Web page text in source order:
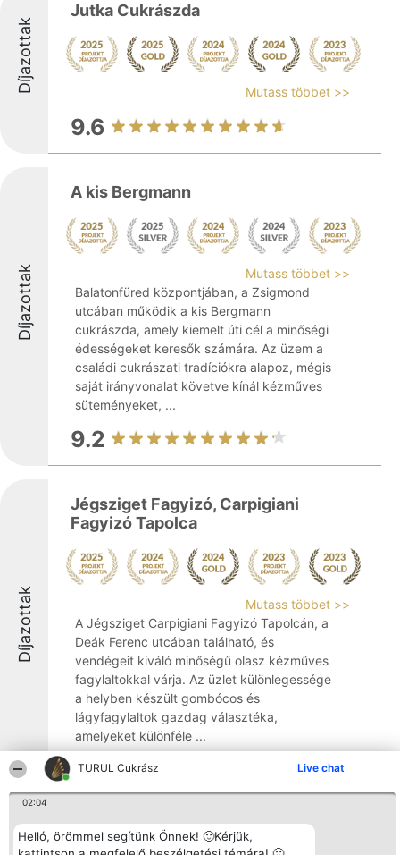
TURUL Cukrász Live chat
02:04
Helló, örömmel segítünk Önnek! 🙂Kérjük,
Díjazottak
Jutka Cukrászda
Mutass többet >>
9.6
Díjazottak
A kis Bergmann
Mutass többet >>
Balatonfüred központjában, a Zsigmond
utcában működik a kis Bergmann
cukrászda, amely kiemelt úti cél a minőségi
édességeket keresők számára. Az üzem a
családi cukrászati tradíciókra alapoz, mégis
saját irányvonalat követve kínál kézműves
süteményeket, ...
9.2
Díjazottak
Jégsziget Fagyizó, Carpigiani
Fagyizó Tapolca
Mutass többet >>
A Jégsziget Carpigiani Fagyizó Tapolcán, a
Deák Ferenc utcában található, és
vendégeit kiváló minőségű olasz kézműves
fagylaltokkal várja. Az üzlet különlegessége
a helyben készült gombócos és
lágyfagylaltok gazdag választéka,
amelyeket különféle ...
9
Erzsike Fagyizó